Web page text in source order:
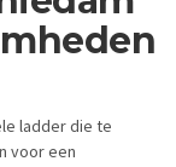
ladder die te
voor een